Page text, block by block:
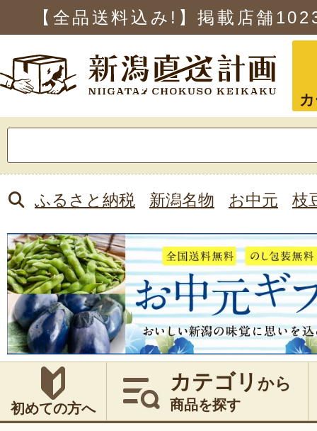
【全品送料込み!】掲載店舗
索:
ふるさと納税 新潟名物 お中元 枝
初めての方へ
カテゴリ から
商品を探す